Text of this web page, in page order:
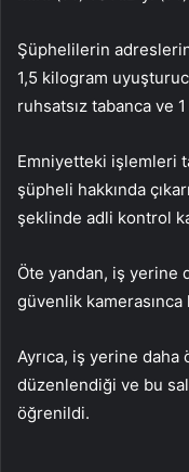
Şüphelilerin
1,5 kilogram
ruhsatsız tabanca ve
Emniyetteki işlemleri
şüpheli hakkında
şeklinde adli kontrol
Öte yandan, iş yerine
güvenlik
Ayrıca, iş yerine daha
düzenlendiği ve bu
öğrenildi.